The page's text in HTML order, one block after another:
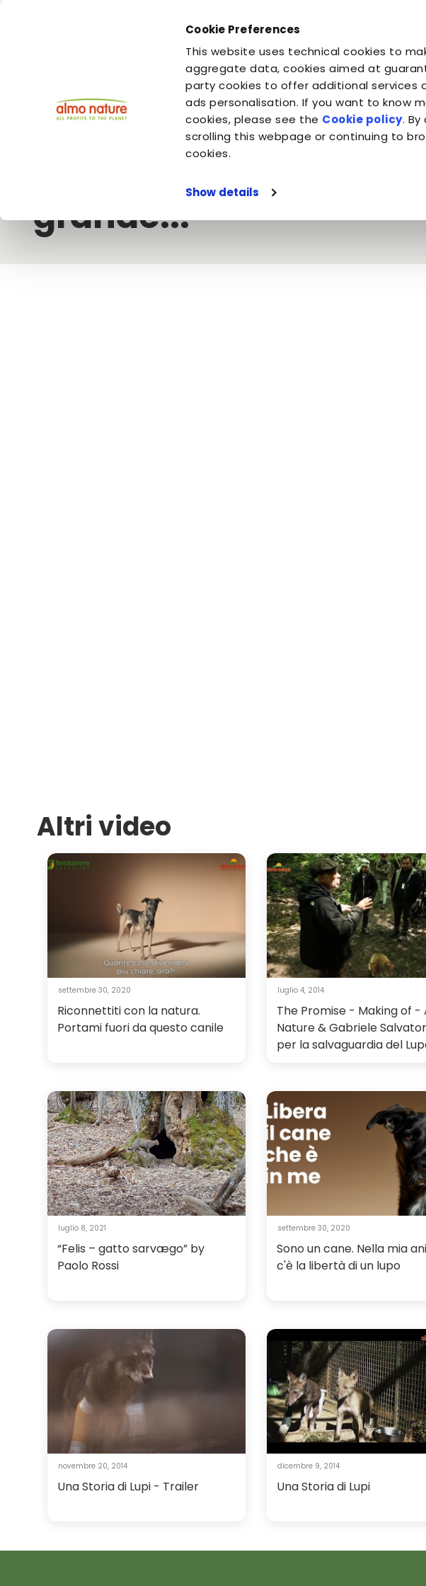
Cookie Preferences
This website uses technical cookies to
aggregate data, cookies aimed at
party cookies to offer additional services
ads personalisation. If you want to know
cookies, please see the Cookie policy.
scrolling this webpage or continuing to
cookies.
Show details
Tu sei
il tuo cane
Tu sei
il tuo gatto
Tu sei il suo
Companion for
Pagina iniziale Video Fondazione Capellino La tua impronta contribuisce a un
La tua impronta
grande...
Altri video
settembre 30, 2020
Riconnettiti con la natura.
Portami fuori da questo canile
luglio 4, 2014
The Promise - Making of -
Nature & Gabriele
per la salvaguardia del
luglio 8, 2021
“Felis – gatto sarvægo” by
Paolo Rossi
settembre 30, 2020
Sono un cane. Nella mia
c'è la libertà di un lupo
novembre 20, 2014
Una Storia di Lupi - Trailer
dicembre 9, 2014
Una Storia di Lupi